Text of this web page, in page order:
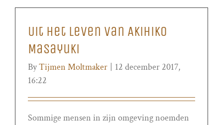
Uit het leven van Akihiko
Masayuki
ByTijmen Moltmaker
12 december 2017,
16:22
Sommige mensen in zijn omgeving noemden